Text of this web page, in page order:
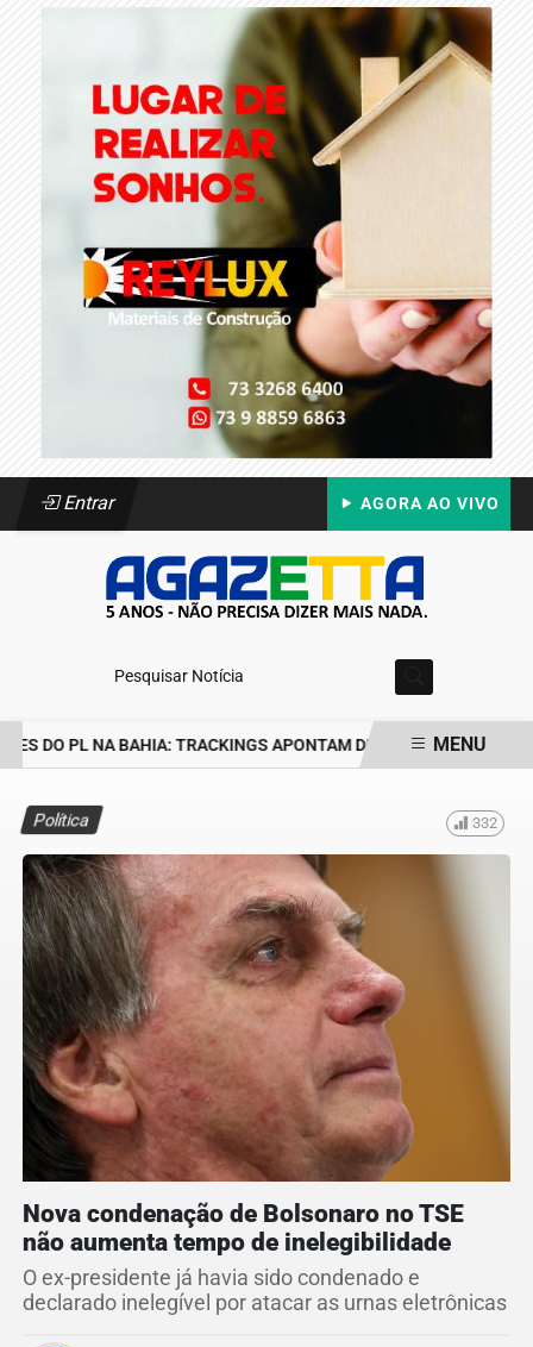
Entrar AGORA AO VIVO
Pesquisar Notícia
DO PL NA BAHIA: TRACKINGS APONTAM DRA. RAISSA SOARES
MENU
Política 332
Nova condenação de Bolsonaro no TSE
não aumenta tempo de inelegibilidade
O ex-presidente já havia sido condenado e
declarado inelegível por atacar as urnas eletrônicas